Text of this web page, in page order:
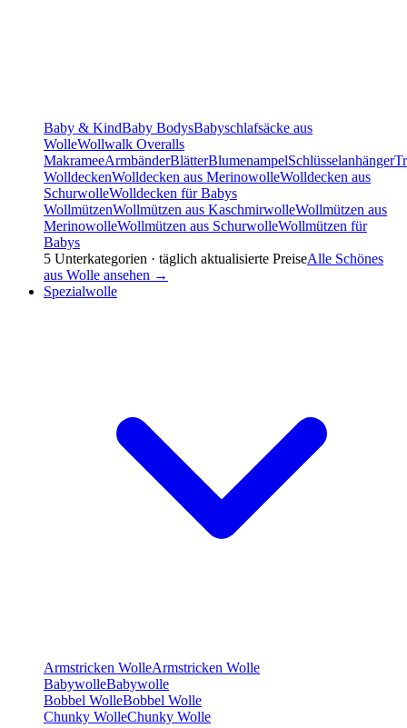
Baby & KindBaby BodysBabyschlafsäcke aus
WolleWollwalk Overalls
MakrameeArmbänderBlätterBlumenampelSchlüsselanhänger
WolldeckenWolldecken aus MerinowolleWolldecken aus
SchurwolleWolldecken für Babys
WollmützenWollmützen aus KaschmirwolleWollmützen aus
MerinowolleWollmützen aus SchurwolleWollmützen für
Babys
5 Unterkategorien · täglich aktualisierte PreiseAlle Schönes
aus Wolle ansehen →
Spezialwolle
Armstricken WolleArmstricken Wolle
BabywolleBabywolle
Bobbel WolleBobbel Wolle
Chunky WolleChunky Wolle